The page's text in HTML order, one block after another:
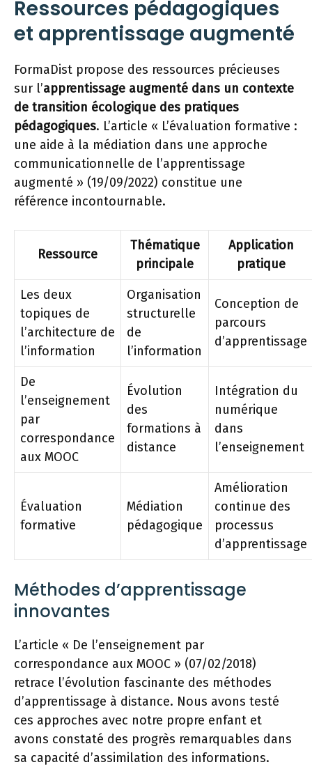
Ressources pédagogiques
et apprentissage augmenté
FormaDist propose des ressources précieuses
sur l’apprentissage augmenté dans un contexte
de transition écologique des pratiques
pédagogiques. L’article « L’évaluation formative :
une aide à la médiation dans une approche
communicationnelle de l’apprentissage
augmenté » (19/09/2022) constitue une
référence incontournable.
Ressource
Thématique
principale
Application
pratique
Les deux
topiques de
l’architecture de
l’information
Organisation
structurelle
de
l’information
Conception de
parcours
d’apprentissage
De
l’enseignement
par
correspondance
aux MOOC
Évolution
des
formations à
distance
Intégration du
numérique
dans
l’enseignement
Évaluation
formative
Médiation
pédagogique
Amélioration
continue des
processus
d’apprentissage
Méthodes d’apprentissage
innovantes
L’article « De l’enseignement par
correspondance aux MOOC » (07/02/2018)
retrace l’évolution fascinante des méthodes
d’apprentissage à distance. Nous avons testé
ces approches avec notre propre enfant et
avons constaté des progrès remarquables dans
sa capacité d’assimilation des informations.